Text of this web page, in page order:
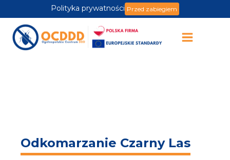
Polityka prywatności Przed zabiegiem
Odkomarzanie Czarny Las